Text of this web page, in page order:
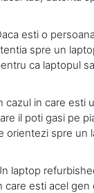
esti o
spre un
ca laptopul
cazul in care esti
il poti gasi pe
orientezi spre un
laptop
care esti acel